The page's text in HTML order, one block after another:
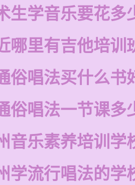
生学音乐要花多
哪里有吉他培训
俗唱法买什么书
俗唱法一节课多
音乐素养培训学
学流行唱法的学